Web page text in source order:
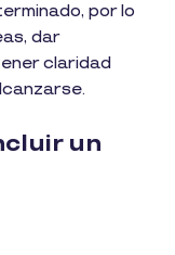
por lo
dar
claridad
un